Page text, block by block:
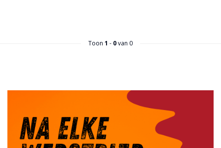
Toon 1 - 0van 0